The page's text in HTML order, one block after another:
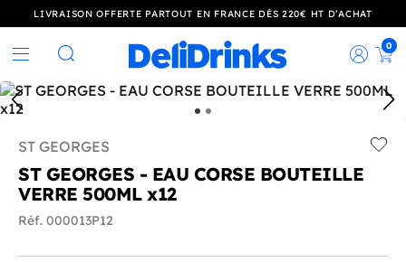
LIVRAISON OFFERTE PARTOUT EN FRANCE DÈS 220€ HT D’ACHAT
Rechercher
0
ST GEORGES
ST GEORGES - EAU CORSE BOUTEILLE
VERRE 500ML x12
Réf. 000013P12